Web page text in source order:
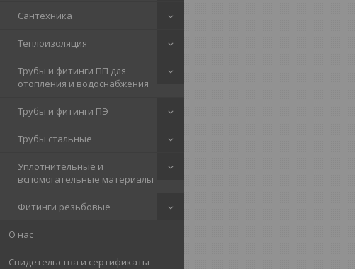
Сантехника
Теплоизоляция
Трубы и фитинги ПП для
отопления и водоснабжения
Трубы и фитинги ПЭ
Трубы стальные
Уплотнительные и
вспомогательные материалы
Фитинги резьбовые
О нас
Свидетельства и сертификаты